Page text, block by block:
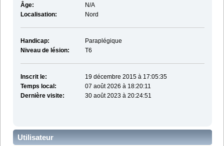
Âge:
N/A
Localisation:
Nord
Handicap:
Paraplégique
Niveau de lésion:
T6
Inscrit le:
19 décembre 2015 à 17:05:35
Temps local:
07 août 2026 à 18:20:11
Dernière visite:
30 août 2023 à 20:24:51
Utilisateur